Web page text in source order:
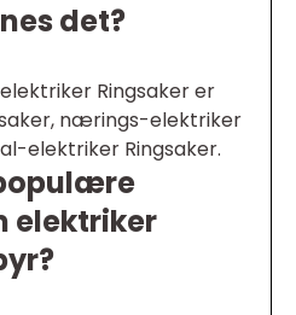
det?
Ringsaker er
nærings-elektriker
elektriker Ringsaker.
elektriker